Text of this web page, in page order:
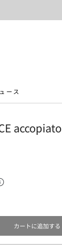
ース
accopiato
カートに追加する